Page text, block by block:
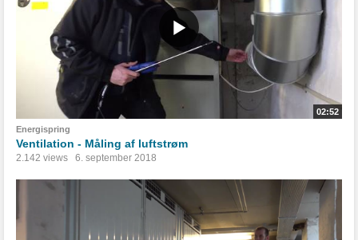
02:52
Energispring
Ventilation - Måling af luftstrøm
2.142 views 6. september 2018